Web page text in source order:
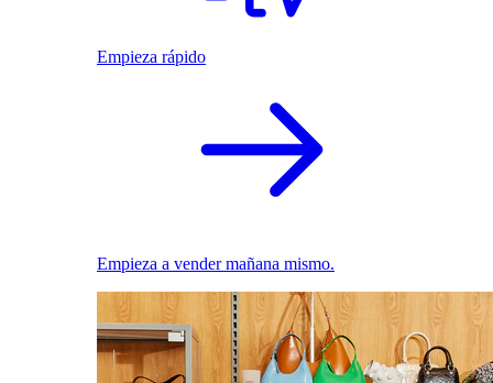
Empieza rápido
Empieza a vender mañana mismo.